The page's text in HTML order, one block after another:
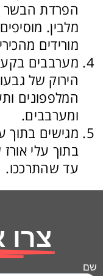
הפרדת הבשר
מלבין.
מורידים
מערבבים
הירוק של
המלפפונים
ומערבבים.
מגישים בתוך
בתוך עלי
עד שהתרככו.
צרו
שם